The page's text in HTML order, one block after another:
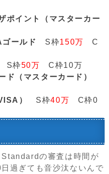
ポイント（マスターカー
ゴールド S枠150万
C
S枠50万 C枠10万
ド（マスターカード）
） S枠40万 C枠0
の審査は時間が
過ぎても音沙汰ないんで